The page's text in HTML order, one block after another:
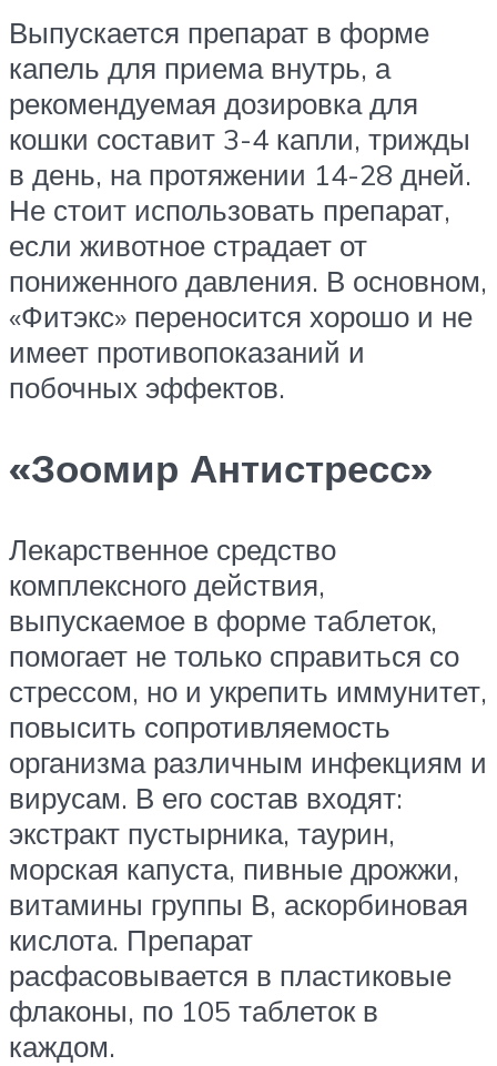
Выпускается препарат в форме
капель для приема внутрь, а
рекомендуемая дозировка для
кошки составит 3-4 капли, трижды
в день, на протяжении 14-28 дней.
Не стоит использовать препарат,
если животное страдает от
пониженного давления. В основном,
«Фитэкс» переносится хорошо и не
имеет противопоказаний и
побочных эффектов.
«Зоомир Антистресс»
Лекарственное средство
комплексного действия,
выпускаемое в форме таблеток,
помогает не только справиться со
стрессом, но и укрепить иммунитет,
повысить сопротивляемость
организма различным инфекциям и
вирусам. В его состав входят:
экстракт пустырника, таурин,
морская капуста, пивные дрожжи,
витамины группы В, аскорбиновая
кислота. Препарат
расфасовывается в пластиковые
флаконы, по 105 таблеток в
каждом.